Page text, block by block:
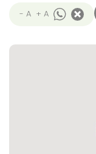
- A + A